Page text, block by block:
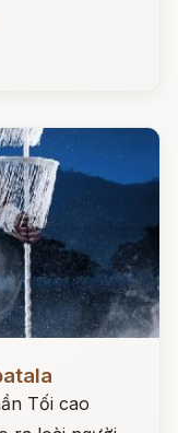
Tối cao